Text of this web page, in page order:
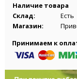
Наличие товара
Склад:
Есть
Магазин:
Принимаем к